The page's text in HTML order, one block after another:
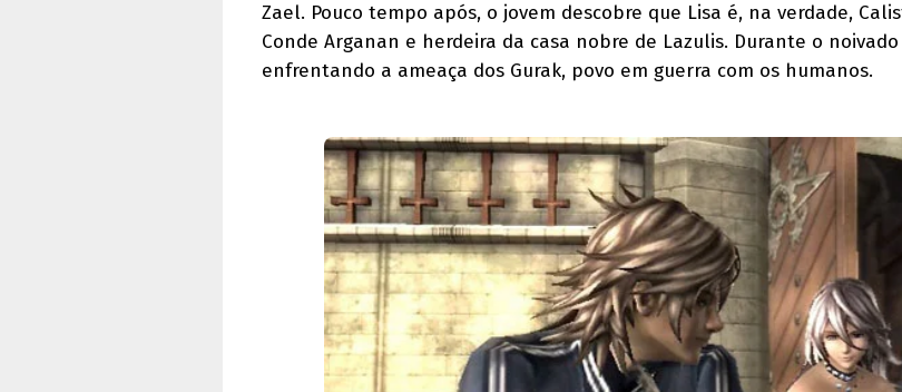
Zael. Pouco tempo após, o jovem descobre que Lisa é, na verdade,
Conde Arganan e herdeira da casa nobre de Lazulis. Durante o
enfrentando a ameaça dos Gurak, povo em guerra com os humanos.